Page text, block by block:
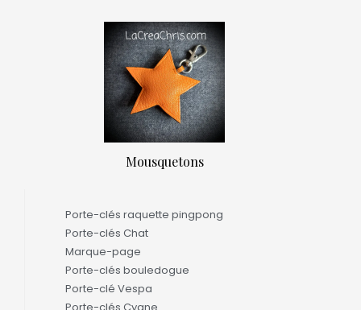
Mousquetons
Porte-clés raquette pingpong
Porte-clés Chat
Marque-page
Porte-clés bouledogue
Porte-clé Vespa